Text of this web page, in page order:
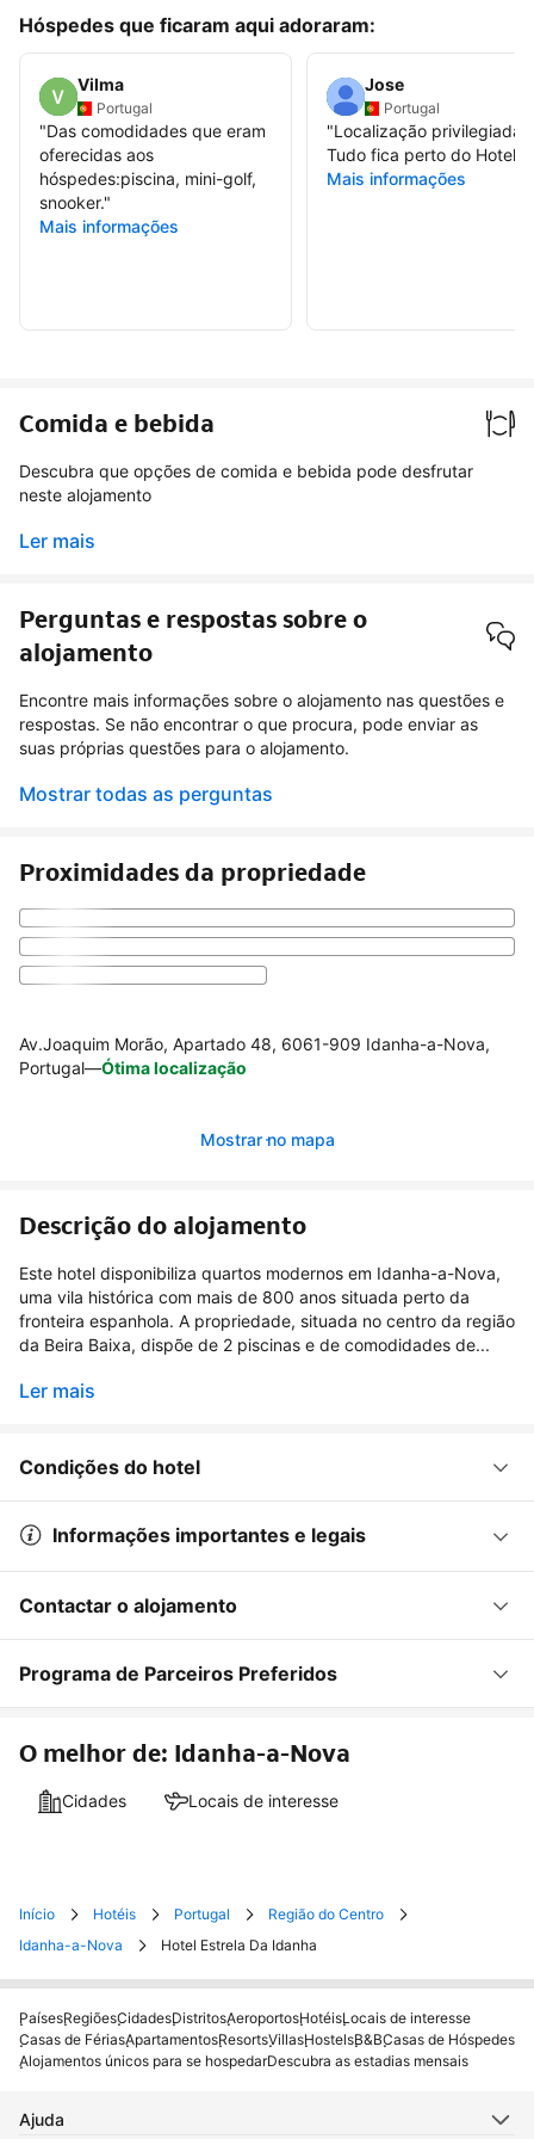
Hóspedes que ficaram aqui adoraram:
Vilma
Portugal
"Das comodidades que eram
oferecidas aos
hóspedes:piscina, mini-golf,
snooker."
Mais informações
Jose
Portugal
"Localização privilegiada.
Tudo fica perto do Hotel.
Mais informações
Comida e bebida
Descubra que opções de comida e bebida pode desfrutar
neste alojamento
Ler mais
Perguntas e respostas sobre o
alojamento
Encontre mais informações sobre o alojamento nas questões e
respostas. Se não encontrar o que procura, pode enviar as
suas próprias questões para o alojamento.
Mostrar todas as perguntas
Proximidades da propriedade
Av.Joaquim Morão, Apartado 48, 6061-909 Idanha-a-Nova,
Portugal—Ótima localização
Mostrar no mapa
Descrição do alojamento
Este hotel disponibiliza quartos modernos em Idanha-a-Nova,
uma vila histórica com mais de 800 anos situada perto da
fronteira espanhola. A propriedade, situada no centro da região
da Beira Baixa, dispõe de 2 piscinas e de comodidades de...
Ler mais
Condições do hotel
Informações importantes e legais
Contactar o alojamento
Programa de Parceiros Preferidos
O melhor de: Idanha-a-Nova
Cidades Locais de interesse
Início Hotéis Portugal
Região do Centro
Idanha-a-Nova
Hotel Estrela Da Idanha
PaísesRegiõesCidadesDistritosAeroportosHotéisLocais de interesse
Casas de FériasApartamentosResortsVillasHostelsB&BCasas de Hóspedes
Alojamentos únicos para se hospedarDescubra as estadias mensais
Ajuda